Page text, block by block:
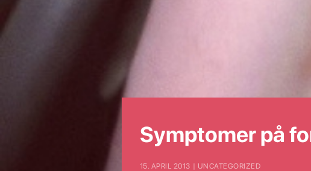
Symptomer på
15. APRIL 2013 | UNCATEGORIZED